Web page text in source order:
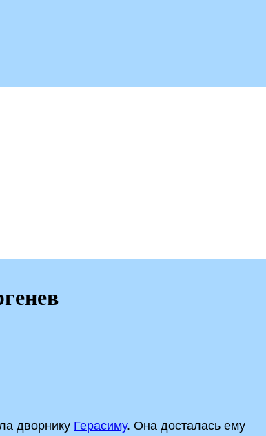
дворнику Герасиму. Она досталась ему